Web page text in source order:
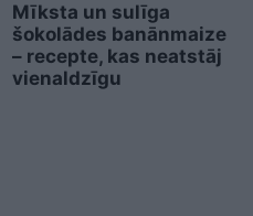
Mīksta un sulīga
šokolādes banānmaize
– recepte, kas neatstāj
vienaldzīgu